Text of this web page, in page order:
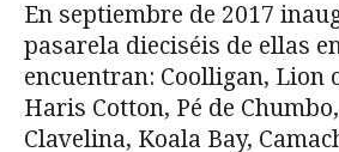
En septiembre de 2017
pasarela dieciséis de ellas
encuentran: Coolligan, Lion
Haris Cotton, Pé de
Clavelina, Koala Bay,